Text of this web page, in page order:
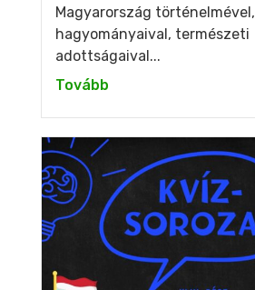
Magyarország történelmével,
hagyományaival, természeti
adottságaival...
Tovább